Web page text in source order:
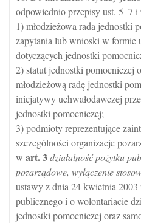
odpowiednio przepisy ust. 5–7 i
1) młodzieżowa rada jednostki
zapytania lub wnioski w formie
dotyczących jednostki
2) statut jednostki pomocniczej
młodzieżową radę jednostki
inicjatywy uchwałodawczej
jednostki pomocniczej;
3) podmioty reprezentujące
szczególności organizacje
w art.3działalność pożytku
pozarządowe, wyłączenie
ustawy z dnia 24 kwietnia 2003
publicznego i o wolontariacie
jednostki pomocniczej oraz